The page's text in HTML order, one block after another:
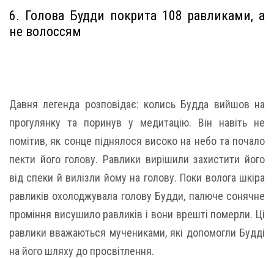
6. Голова Будди покрита 108 равликами, а
не волоссям
Давня легенда розповідає: колись Будда вийшов на
прогулянку та поринув у медитацію. Він навіть не
помітив, як сонце піднялося високо на небо та почало
пекти його голову. Равлики вирішили захистити його
від спеки й вилізли йому на голову. Поки волога шкіра
равликів охолоджувала голову Будди, палюче сонячне
проміння висушило равликів і вони врешті померли. Ці
равлики вважаються мучениками, які допомогли Будді
на його шляху до просвітлення.